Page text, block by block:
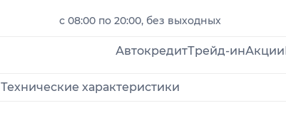
с 08:00 по 20:00, без выходных
АвтокредитТрейд-инАкции
Технические характеристики